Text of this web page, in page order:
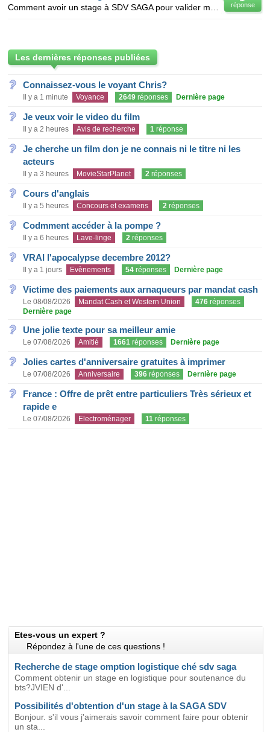
réponse
Les dernières réponses publiées
Connaissez-vous le voyant Chris?
Il y a 1 minute Voyance 2649 réponses Dernière page
Je veux voir le video du film
Il y a 2 heures Avis de recherche 1 réponse
Je cherche un film don je ne connais ni le titre ni les
acteurs
Il y a 3 heures MovieStarPlanet 2 réponses
Cours d'anglais
Il y a 5 heures Concours et examens 2 réponses
Codmment accéder à la pompe ?
Il y a 6 heures Lave-linge 2 réponses
VRAI l'apocalypse decembre 2012?
Il y a 1 jours Evènements 54 réponses Dernière page
Victime des paiements aux arnaqueurs par mandat cash
Le 08/08/2026 Mandat Cash et Western Union 476 réponses
Dernière page
Une jolie texte pour sa meilleur amie
Le 07/08/2026 Amitié 1661 réponses Dernière page
Jolies cartes d'anniversaire gratuites à imprimer
Le 07/08/2026 Anniversaire 396 réponses Dernière page
France : Offre de prêt entre particuliers Très sérieux et
rapide e
Le 07/08/2026 Electroménager 11 réponses
Etes-vous un expert ?
Répondez à l'une de ces questions !
Recherche de stage omption logistique ché sdv saga
Comment obtenir un stage en logistique pour soutenance du
bts?JVIEN d'...
Possibilités d'obtention d'un stage à la SAGA SDV
Bonjour. s'il vous j'aimerais savoir comment faire pour obtenir
un sta...